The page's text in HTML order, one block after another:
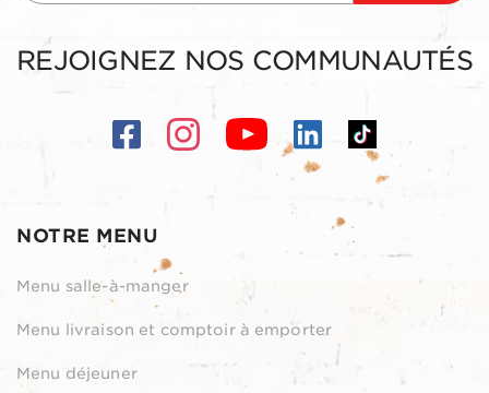
NOTRE MENU
Menu salle-à-manger
Menu livraison et comptoir à emporter
Menu déjeuner
REJOIGNEZ NOS COMMUNAUTÉS